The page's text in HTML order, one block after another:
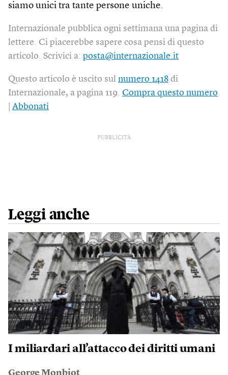
siamo unici tra tante persone uniche.
Internazionale pubblica ogni settimana una pagina di
lettere. Ci piacerebbe sapere cosa pensi di questo
articolo. Scrivici a: posta@internazionale.it
Questo articolo è uscito sul numero 1418 di
Internazionale, a pagina 119. Compra questo numero
Abbonati
PUBBLICITÀ
Leggi anche
I miliardari all’attacco dei diritti umani
George Monbiot